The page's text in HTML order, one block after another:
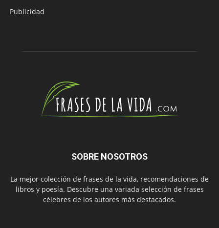
Publicidad
SOBRE NOSOTROS
La mejor colección de frases de la vida, recomendaciones de
libros y poesía. Descubre una variada selección de frases
célebres de los autores más destacados.